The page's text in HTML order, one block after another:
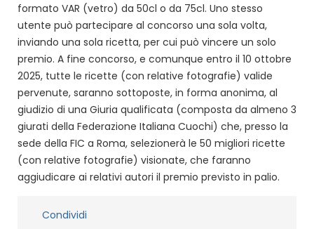
formato VAR (vetro) da 50cl o da 75cl. Uno stesso
utente può partecipare al concorso una sola volta,
inviando una sola ricetta, per cui può vincere un solo
premio. A fine concorso, e comunque entro il 10 ottobre
2025, tutte le ricette (con relative fotografie) valide
pervenute, saranno sottoposte, in forma anonima, al
giudizio di una Giuria qualificata (composta da almeno 3
giurati della Federazione Italiana Cuochi) che, presso la
sede della FIC a Roma, selezionerà le 50 migliori ricette
(con relative fotografie) visionate, che faranno
aggiudicare ai relativi autori il premio previsto in palio.
Condividi